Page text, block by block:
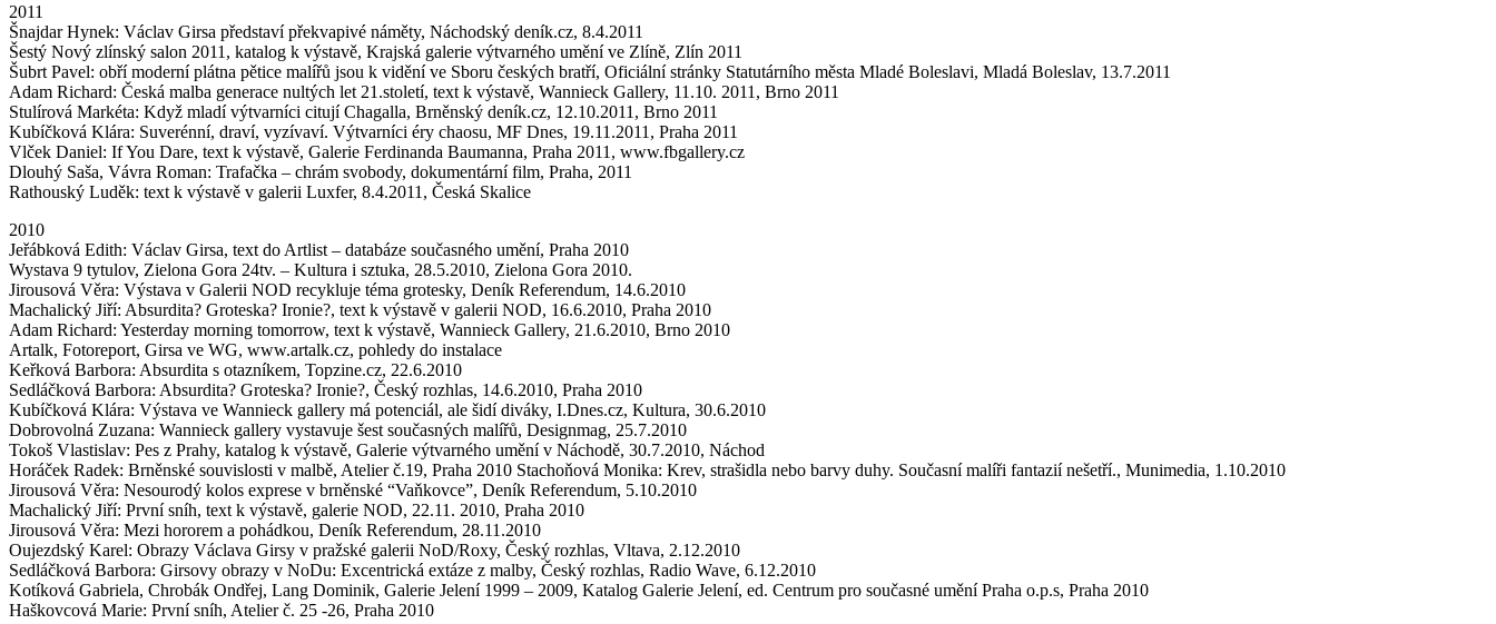
2011
Šnajdar Hynek: Václav Girsa představí překvapivé náměty, Náchodský deník.cz, 8.4.2011
Šestý Nový zlínský salon 2011, katalog k výstavě, Krajská galerie výtvarného umění ve Zlíně, Zlín 2011
Šubrt Pavel: obří moderní plátna pětice malířů jsou k vidění ve Sboru českých bratří, Oficiální stránky Statutárního města Mladé Boleslavi, Mladá Boleslav, 13.7.2011
Adam Richard: Česká malba generace nultých let 21.století, text k výstavě, Wannieck Gallery, 11.10. 2011, Brno 2011
Stulírová Markéta: Když mladí výtvarníci citují Chagalla, Brněnský deník.cz, 12.10.2011, Brno 2011
Kubíčková Klára: Suverénní, draví, vyzívaví. Výtvarníci éry chaosu, MF Dnes, 19.11.2011, Praha 2011
Vlček Daniel: If You Dare, text k výstavě, Galerie Ferdinanda Baumanna, Praha 2011, www.fbgallery.cz
Dlouhý Saša, Vávra Roman: Trafačka – chrám svobody, dokumentární film, Praha, 2011
Rathouský Luděk: text k výstavě v galerii Luxfer, 8.4.2011, Česká Skalice
2010
Jeřábková Edith: Václav Girsa, text do Artlist – databáze současného umění, Praha 2010
Wystava 9 tytulov, Zielona Gora 24tv. – Kultura i sztuka, 28.5.2010, Zielona Gora 2010.
Jirousová Věra: Výstava v Galerii NOD recykluje téma grotesky, Deník Referendum, 14.6.2010
Machalický Jiří: Absurdita? Groteska? Ironie?, text k výstavě v galerii NOD, 16.6.2010, Praha 2010
Adam Richard: Yesterday morning tomorrow, text k výstavě, Wannieck Gallery, 21.6.2010, Brno 2010
Artalk, Fotoreport, Girsa ve WG, www.artalk.cz, pohledy do instalace
Keřková Barbora: Absurdita s otazníkem, Topzine.cz, 22.6.2010
Sedláčková Barbora: Absurdita? Groteska? Ironie?, Český rozhlas, 14.6.2010, Praha 2010
Kubíčková Klára: Výstava ve Wannieck gallery má potenciál, ale šidí diváky, I.Dnes.cz, Kultura, 30.6.2010
Dobrovolná Zuzana: Wannieck gallery vystavuje šest současných malířů, Designmag, 25.7.2010
Tokoš Vlastislav: Pes z Prahy, katalog k výstavě, Galerie výtvarného umění v Náchodě, 30.7.2010, Náchod
Horáček Radek: Brněnské souvislosti v malbě, Atelier č.19, Praha 2010 Stachoňová Monika: Krev, strašidla nebo barvy duhy. Současní malíři fantazií nešetří., Munimedia, 1.10.2010
Jirousová Věra: Nesourodý kolos exprese v brněnské “Vaňkovce”, Deník Referendum, 5.10.2010
Machalický Jiří: První sníh, text k výstavě, galerie NOD, 22.11. 2010, Praha 2010
Jirousová Věra: Mezi hororem a pohádkou, Deník Referendum, 28.11.2010
Oujezdský Karel: Obrazy Václava Girsy v pražské galerii NoD/Roxy, Český rozhlas, Vltava, 2.12.2010
Sedláčková Barbora: Girsovy obrazy v NoDu: Excentrická extáze z malby, Český rozhlas, Radio Wave, 6.12.2010
Kotíková Gabriela, Chrobák Ondřej, Lang Dominik, Galerie Jelení 1999 – 2009, Katalog Galerie Jelení, ed. Centrum pro současné umění Praha o.p.s, Praha 2010
Haškovcová Marie: První sníh, Atelier č. 25 -26, Praha 2010